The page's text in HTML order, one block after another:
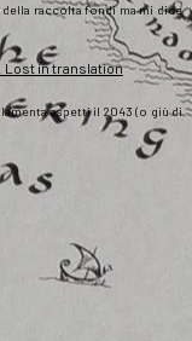
raccolta fondi ma mi dice
Lost in translation
aspetti il 2043 (o giù di